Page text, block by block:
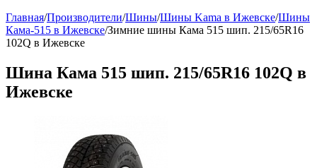
Главная/Производители/Шины/Шины Kama в Ижевске/Шины
Кама-515 в Ижевске/Зимние шины Кама 515 шип. 215/65R16
102Q в Ижевске
Шина Кама 515 шип. 215/65R16 102Q в
Ижевске